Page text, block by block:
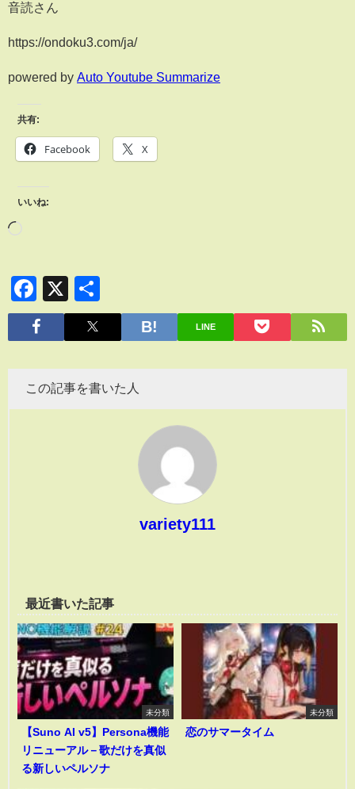
音読さん
https://ondoku3.com/ja/
powered by Auto Youtube Summarize
共有:
Facebook X
いいね:
Facebook
X
有
LINE
この記事を書いた人
variety111
最近書いた記事
未分類
【Suno AI v5】Persona機能
リニューアル－歌だけを真似
る新しいペルソナ
未分類
恋のサマータイム